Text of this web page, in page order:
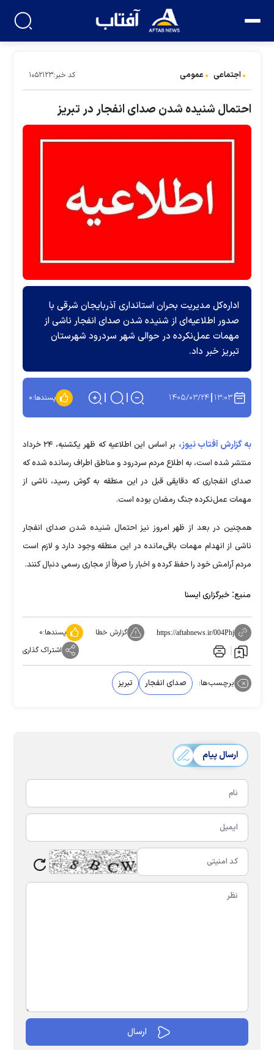
اجتماعی عمومی کد خبر:۱۰۵۲۱۲۳
احتمال شنیده شدن صدای انفجار در تبریز
اداره‌کل مدیریت بحران استانداری آذربایجان شرقی با
صدور اطلاعیه‌ای از شنیده شدن صدای انفجار ناشی از
مهمات عمل‌نکرده در حوالی شهر سردرود شهرستان
تبریز خبر داد.
۱۳:۰۳ ۱۴۰۵/۰۳/۲۴ پسندها:۰
به گزارش آفتاب نیوز،
بر اساس این اطلاعیه که ظهر یکشنبه، ۲۴ خرداد
منتشر شده است، به اطلاع مردم سردرود و مناطق اطراف رسانده شده که
صدای انفجاری که دقایقی قبل در این منطقه به گوش رسید، ناشی از
مهمات عمل‌نکرده جنگ رمضان بوده است.
همچنین در بعد از ظهر امروز نیز احتمال شنیده شدن صدای انفجار
ناشی از انهدام مهمات باقی‌مانده در این منطقه وجود دارد و لازم است
مردم آرامش خود را حفظ کرده و اخبار را صرفاً از مجاری رسمی دنبال کنند.
منبع: خبرگزاری ایسنا
https://aftabnews.ir/004Phj گزارش خطا پسندها:۰
اشتراک گذاری
برچسب‌ها: صدای انفجار تبریز
ارسال پیام